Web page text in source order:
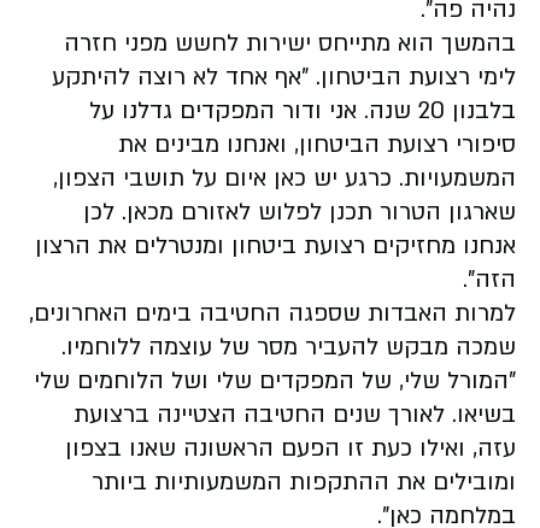
נהיה פה".
בהמשך הוא מתייחס ישירות לחשש מפני חזרה
לימי רצועת הביטחון. "אף אחד לא רוצה להיתקע
בלבנון 20 שנה. אני ודור המפקדים גדלנו על
סיפורי רצועת הביטחון, ואנחנו מבינים את
המשמעויות. כרגע יש כאן איום על תושבי הצפון,
שארגון הטרור תכנן לפלוש לאזורם מכאן. לכן
אנחנו מחזיקים רצועת ביטחון ומנטרלים את הרצון
הזה".
למרות האבדות שספגה החטיבה בימים האחרונים,
שמכה מבקש להעביר מסר של עוצמה ללוחמיו.
"המורל שלי, של המפקדים שלי ושל הלוחמים שלי
בשיאו. לאורך שנים החטיבה הצטיינה ברצועת
עזה, ואילו כעת זו הפעם הראשונה שאנו בצפון
ומובילים את ההתקפות המשמעותיות ביותר
במלחמה כאן".